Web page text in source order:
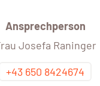
Ansprechperson
Josefa Raninger
+43 650 8424674